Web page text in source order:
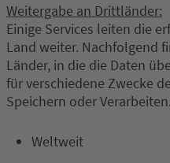
Weitergabe an Drittländer:
Einige Services leiten die
Land weiter. Nachfolgend
Länder, in die die Daten
für verschiedene Zwecke
Speichern oder Verarbeiten.
Weltweit